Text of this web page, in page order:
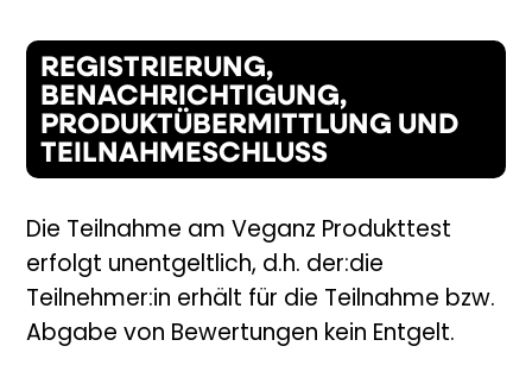
REGISTRIERUNG,
BENACHRICHTIGUNG,
PRODUKTÜBERMITTLUNG UND
TEILNAHMESCHLUSS
Die Teilnahme am Veganz Produkttest
erfolgt unentgeltlich, d.h. der:die
Teilnehmer:in erhält für die Teilnahme bzw.
Abgabe von Bewertungen kein Entgelt.